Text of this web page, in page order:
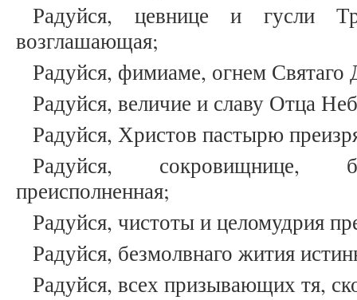
Радуйся, цевнице и гусли
возглашающая;
Радуйся, фимиаме, огнем
Радуйся, величие и славу Отца
Радуйся, Христов пастырю
Радуйся, сокровищнице,
преисполненная;
Радуйся, чистоты и целомудрия
Радуйся, безмолвнаго жития
Радуйся, всех призывающих тя,